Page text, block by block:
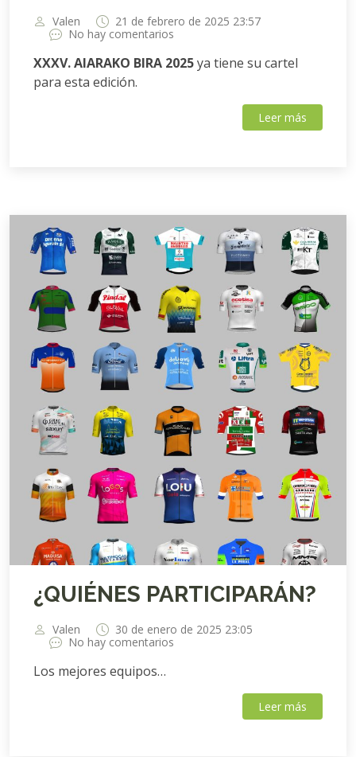
Valen
21 de febrero de 2025 23:57
No hay comentarios
XXXV. AIARAKO BIRA 2025ya tiene su cartel
para esta edición.
Leer más
¿QUIÉNES PARTICIPARÁN?
Valen
30 de enero de 2025 23:05
No hay comentarios
Los mejores equipos…
Leer más